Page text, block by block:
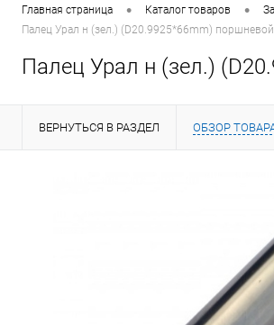
Главная страница • Каталог товаров •
Палец Урал н (зел.) (D20.9925*66mm)
Палец Урал н (зел.)
ВЕРНУТЬСЯ В РАЗДЕЛ ОБЗОР